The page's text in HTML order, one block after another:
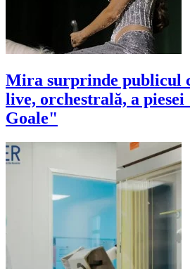
Mira surprinde publicul
live, orchestrală, a
Goale"